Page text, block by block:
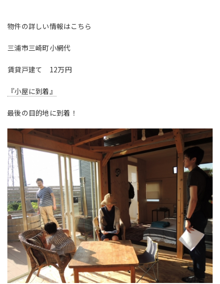
物件の詳しい情報はこちら
三浦市三崎町小網代
賃貸戸建て 12万円
『小屋に到着』
最後の目的地に到着！